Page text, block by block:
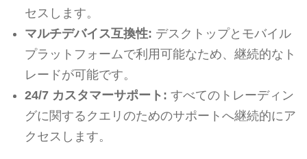
セスします。
マルチデバイス互換性: デスクトップとモバイル
プラットフォームで利用可能なため、継続的なト
レードが可能です。
24/7 カスタマーサポート: すべてのトレーディン
グに関するクエリのためのサポートへ継続的にア
クセスします。